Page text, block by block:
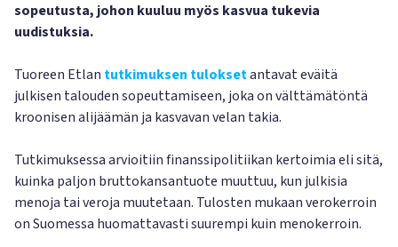
sopeutusta, johon kuuluu myös kasvua tukevia
uudistuksia.
Tuoreen Etlan tutkimuksen tuloksetantavat eväitä
julkisen talouden sopeuttamiseen, joka on välttämätöntä
kroonisen alijäämän ja kasvavan velan takia.
Tutkimuksessa arvioitiin finanssipolitiikan kertoimia eli sitä,
kuinka paljon bruttokansantuote muuttuu, kun julkisia
menoja tai veroja muutetaan. Tulosten mukaan verokerroin
on Suomessa huomattavasti suurempi kuin menokerroin.